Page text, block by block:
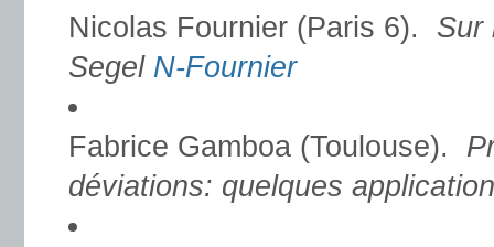
Nicolas Fournier (Paris 6). Sur
Segel N-Fournier
Fabrice Gamboa (Toulouse).
déviations: quelques